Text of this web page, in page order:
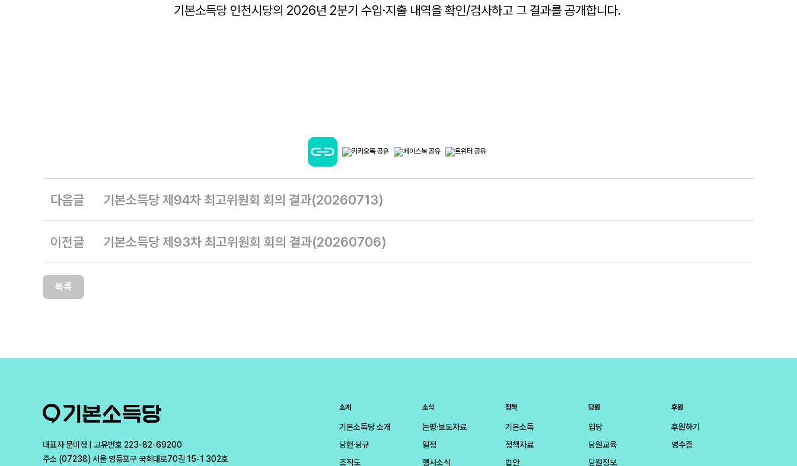
기본소득당 인천시당의 2026년 2분기 수입·지출 내역을 확인/검사하고 그 결과를 공개합니다.
다음글 기본소득당 제94차 최고위원회 회의 결과(20260713)
이전글 기본소득당 제93차 최고위원회 회의 결과(20260706)
목록
대표자 문미정 | 고유번호 223-82-69200
주소 (07238) 서울 영등포구 국회대로70길 15-1 302호
소개
기본소득당 소개
당헌·당규
조직도
소식
논평·보도자료
일정
행사소식
정책
기본소득
정책자료
법안
당원
입당
당원교육
당원정보
후원
후원하기
영수증